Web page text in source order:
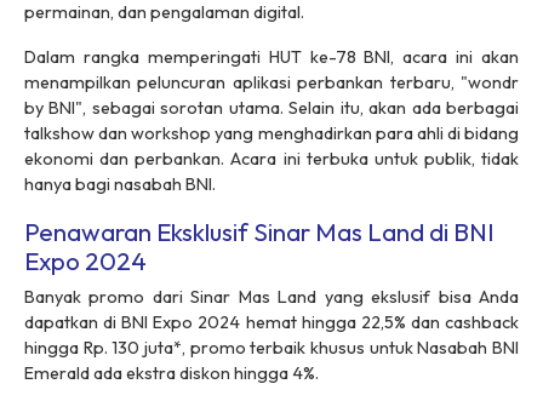
permainan, dan pengalaman digital.
Dalam rangka memperingati HUT ke-78 BNI, acara ini akan
menampilkan peluncuran aplikasi perbankan terbaru, "wondr
by BNI", sebagai sorotan utama. Selain itu, akan ada berbagai
talkshow dan workshop yang menghadirkan para ahli di bidang
ekonomi dan perbankan. Acara ini terbuka untuk publik, tidak
hanya bagi nasabah BNI.
Penawaran Eksklusif Sinar Mas Land di BNI
Expo 2024
Banyak promo dari Sinar Mas Land yang ekslusif bisa Anda
dapatkan di BNI Expo 2024 hemat hingga 22,5% dan cashback
hingga Rp. 130 juta*, promo terbaik khusus untuk Nasabah BNI
Emerald ada ekstra diskon hingga 4%.